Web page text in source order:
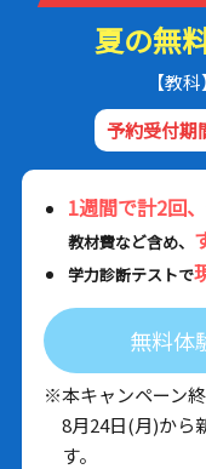
夏の無
【教
予約受付期
1週間で計2回
教材費など含め、
学力診断テストで
無料体
※本キャンペーン終
8月24日(月)から
す。